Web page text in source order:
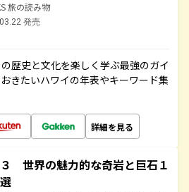
旅の読み物
発売
歴史と文化を楽しく学ぶ最強のガイ
きたいハワイの年表やキーワード集
詳細を見る
世界の魅力的な奇岩と巨石１